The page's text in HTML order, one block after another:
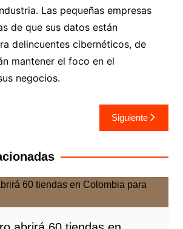
Las pequeñas empresas
de que sus datos están
delincuentes cibernéticos, de
mantener el foco en el
negocios.
Siguiente